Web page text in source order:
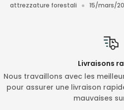
attrezzature forestali 15/mars/
Livraisons
Nous travaillons avec les
pour assurer une livraison
mauvaises